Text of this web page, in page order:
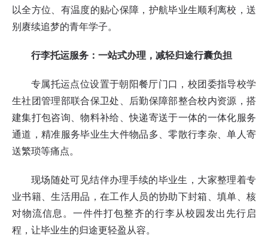
以全方位、有温度的贴心保障，护航毕业生顺利离校，送
别赓续追梦的青年学子。
行李托运服务：一站式办理，减轻归途行囊负担
专属托运点位设置于朝阳餐厅门口，校团委指导校学
生社团管理部联合保卫处、后勤保障部整合校内资源，搭
建集打包咨询、物料补给、快递寄送于一体的一体化服务
通道，精准服务毕业生大件物品多、零散行李杂、单人寄
送繁琐等痛点。
现场随处可见结伴办理手续的毕业生，大家整理着专
业书籍、生活用品，在工作人员的协助下封箱、填单、核
对物流信息。一件件打包整齐的行李从校园发出先行启
程，让毕业生的归途更轻盈从容。